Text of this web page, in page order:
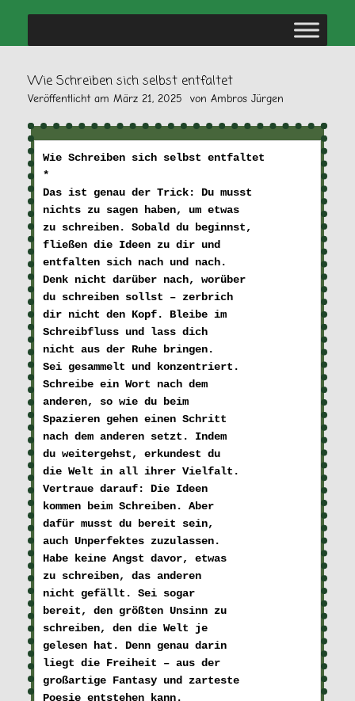
Wie Schreiben sich selbst entfaltet
Veröffentlicht am März 21, 2025 von Ambros Jürgen
Wie Schreiben sich selbst entfaltet
*
Das ist genau der Trick: Du musst
nichts zu sagen haben, um etwas
zu schreiben. Sobald du beginnst,
fließen die Ideen zu dir und
entfalten sich nach und nach.
Denk nicht darüber nach, worüber
du schreiben sollst – zerbrich
dir nicht den Kopf. Bleibe im
Schreibfluss und lass dich
nicht aus der Ruhe bringen.
Sei gesammelt und konzentriert.
Schreibe ein Wort nach dem
anderen, so wie du beim
Spazieren gehen einen Schritt
nach dem anderen setzt. Indem
du weitergehst, erkundest du
die Welt in all ihrer Vielfalt.
Vertraue darauf: Die Ideen
kommen beim Schreiben. Aber
dafür musst du bereit sein,
auch Unperfektes zuzulassen.
Habe keine Angst davor, etwas
zu schreiben, das anderen
nicht gefällt.
Sei sogar
bereit, den größten Unsinn zu
schreiben, den die Welt je
gelesen hat. Denn genau darin
liegt die Freiheit – aus der
großartige Fantasy und zarteste
Poesie entstehen kann.